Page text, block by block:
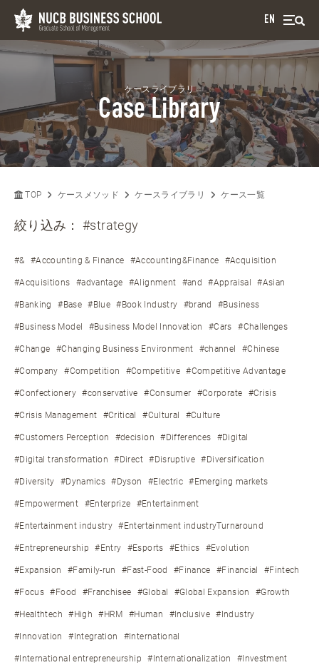
EN
ケースライブラリ
Case Library
TOP ケースメソッド ケースライブラリ ケース一覧
絞り込み：#strategy
#& #Accounting & Finance #Accounting&Finance #Acquisition
#Acquisitions #advantage #Alignment #and #Appraisal #Asian
#Banking #Base #Blue #Book Industry #brand #Business
#Business Model #Business Model Innovation #Cars #Challenges
#Change #Changing Business Environment #channel #Chinese
#Company #Competition #Competitive #Competitive Advantage
#Confectionery #conservative #Consumer #Corporate #Crisis
#Crisis Management #Critical #Cultural #Culture
#Customers Perception #decision #Differences #Digital
#Digital transformation #Direct #Disruptive #Diversification
#Diversity #Dynamics #Dyson #Electric #Emerging markets
#Empowerment #Enterprize #Entertainment
#Entertainment industry #Entertainment industryTurnaround
#Entrepreneurship #Entry #Esports #Ethics #Evolution
#Expansion #Family-run #Fast-Food #Finance #Financial #Fintech
#Focus #Food #Franchisee #Global #Global Expansion #Growth
#Healthtech #High #HRM #Human #Inclusive #Industry
#Innovation #Integration #International
#International entrepreneurship #Internationalization #Investment